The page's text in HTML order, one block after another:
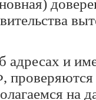
адресах и
на